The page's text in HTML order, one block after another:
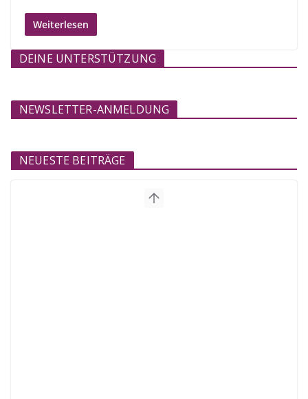
Weiterlesen
DEINE UNTERSTÜTZUNG
NEWSLETTER-ANMELDUNG
NEUESTE BEITRÄGE